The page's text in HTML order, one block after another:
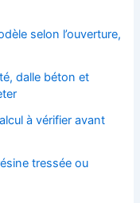
selon l’ouverture,
dalle béton et
à vérifier avant
tressée ou